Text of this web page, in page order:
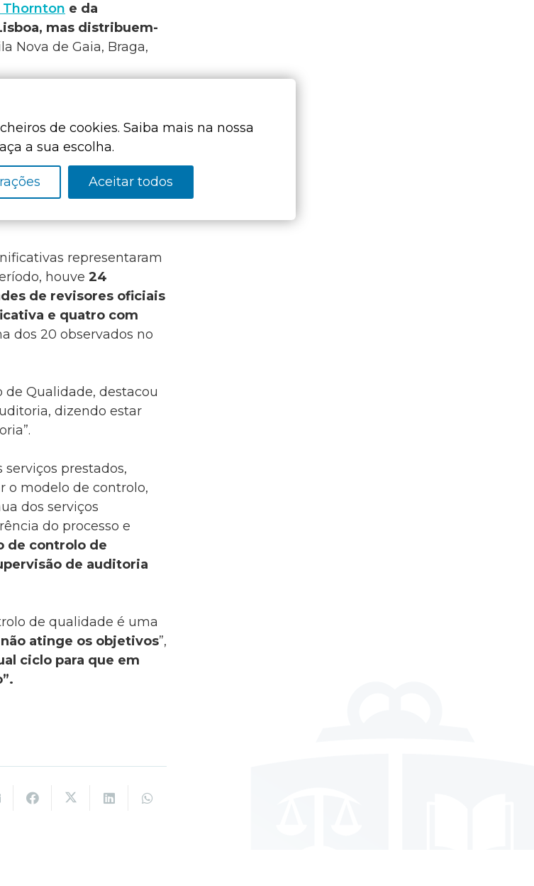
Thornton e da
mas distribuem-
Nova de Gaia, Braga,
normas de auditoria em
dos serviços
fazem parte da
de Contas, na
com José Miguel
, no Palacete do Salitre,
representaram
houve 24
de revisores oficiais
e quatro com
dos 20 observados no
de Qualidade, destacou
dizendo estar
prestados,
o modelo de controlo,
dos serviços
do processo e
de controlo de
de auditoria
de qualidade é uma
atinge os objetivos”,
ciclo para que em
de cookies. Saiba mais na nossa
a sua escolha.
Aceitar todos